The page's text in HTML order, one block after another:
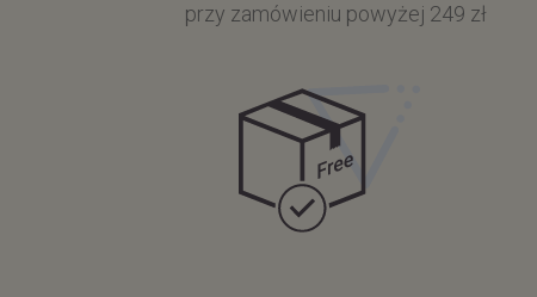
przy zamówieniu powyżej 249 zł